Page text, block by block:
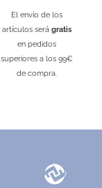
El envío de los
artículos será gratis
en pedidos
superiores a los 99€
de compra.